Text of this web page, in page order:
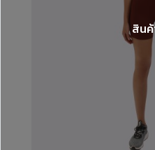
สิน